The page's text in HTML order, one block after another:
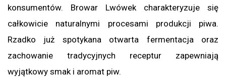
konsumentów. Browar Lwówek charakteryzuje się
całkowicie naturalnymi procesami produkcji piwa.
Rzadko już spotykana otwarta fermentacja oraz
zachowanie tradycyjnych receptur zapewniają
wyjątkowy smak i aromat piw.